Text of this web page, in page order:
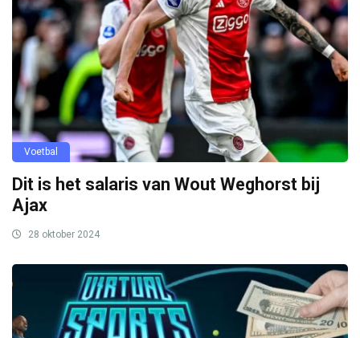
Voetbal
Dit is het salaris van Wout Weghorst bij
Ajax
28 oktober 2024